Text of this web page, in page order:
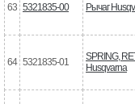
63 5321835-00 Рычаг
64 5321835-01
SPRING,
Husqvarna